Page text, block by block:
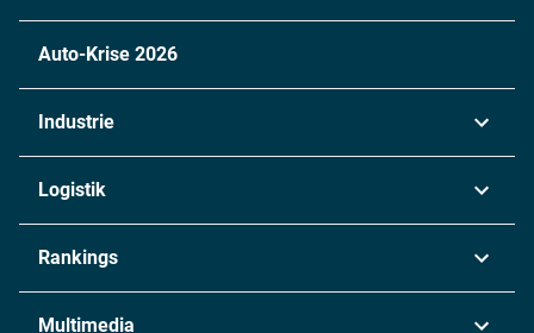
Auto-Krise 2026
Industrie
Chemie
Metall
Logistik
Rankings
Multimedia